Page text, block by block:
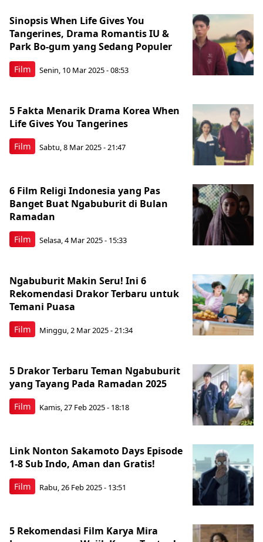
Film
Sinopsis When Life Gives You
Tangerines, Drama Romantis IU &
Park Bo-gum yang Sedang Populer
Senin, 10 Mar 2025 - 08:53
Film
5 Fakta Menarik Drama Korea When
Life Gives You Tangerines
Sabtu, 8 Mar 2025 - 21:47
Film
6 Film Religi Indonesia yang Pas
Banget Buat Ngabuburit di Bulan
Ramadan
Selasa, 4 Mar 2025 - 15:33
Film
Ngabuburit Makin Seru! Ini 6
Rekomendasi Drakor Terbaru untuk
Temani Puasa
Minggu, 2 Mar 2025 - 21:34
Film
5 Drakor Terbaru Teman Ngabuburit
yang Tayang Pada Ramadan 2025
Kamis, 27 Feb 2025 - 18:18
Film
Link Nonton Sakamoto Days Episode
1-8 Sub Indo, Aman dan Gratis!
Rabu, 26 Feb 2025 - 13:51
5 Rekomendasi Film Karya Mira